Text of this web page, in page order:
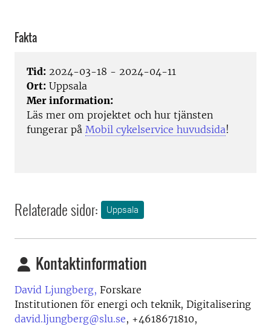
Fakta
Tid: 2024-03-18 - 2024-04-11
Ort: Uppsala
Mer information:
Läs mer om projektet och hur tjänsten
fungerar på Mobil cykelservice huvudsida!
Relaterade sidor: Uppsala
Kontaktinformation
David Ljungberg, Forskare
Institutionen för energi och teknik, Digitalisering
david.ljungberg@slu.se, +4618671810,